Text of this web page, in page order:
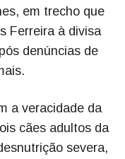
em trecho que
Ferreira à divisa
denúncias de
a veracidade da
cães adultos da
severa,